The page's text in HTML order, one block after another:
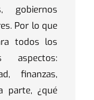
gobiernos
Por lo que
todos los
finanzas,
parte, ¿qué